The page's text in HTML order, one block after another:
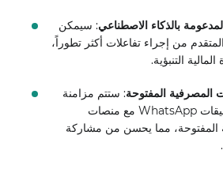
بالذكاء الاصطناعي: سيمكن
من إجراء تفاعلات أكثر تطوراً،
التنبؤية.
المصرفية المفتوحة: ستتم مزامنة
واجهات برمجة تطبيقات WhatsApp مع منصات
المفتوحة، مما يحسن من مشاركة